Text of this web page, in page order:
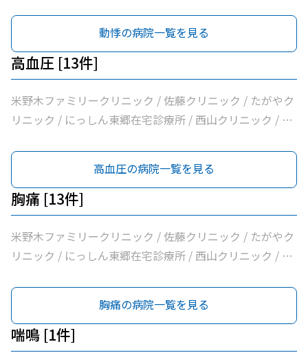
外科三好クリニック / みすクリニック / たきざわ胃腸科外
科 / 医療法人白宇会天王内科 / 永井医院 / みよし市民病院
動悸の病院一覧を見る
高血圧 [13件]
米野木ファミリークリニック / 佐藤クリニック / たがやク
リニック / にっしん東郷在宅診療所 / 西山クリニック / 医
外科三好クリニック / みすクリニック / たきざわ胃腸科外
科 / 医療法人白宇会天王内科 / 永井医院 / みよし市民病院
高血圧の病院一覧を見る
胸痛 [13件]
米野木ファミリークリニック / 佐藤クリニック / たがやク
リニック / にっしん東郷在宅診療所 / 西山クリニック / 医
外科三好クリニック / みすクリニック / たきざわ胃腸科外
科 / 医療法人白宇会天王内科 / 永井医院 / みよし市民病院
胸痛の病院一覧を見る
喘鳴 [1件]